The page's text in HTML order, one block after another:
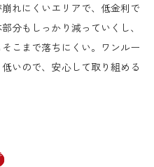
れにくいエリアで、低金利で
分もしっかり減っていくし、
こまで落ちにくい。ワンルー
いので、安心して取り組める